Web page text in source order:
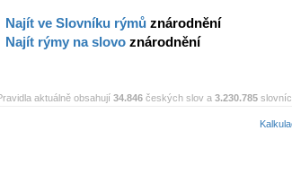
Najít ve Slovníku rýmů znárodnění
Najít rýmy na slovo znárodnění
aktuálně obsahují 34.846 českých slov a 3.230.785